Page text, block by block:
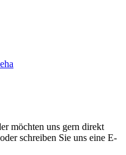
möchten uns gern direkt
schreiben Sie uns eine E-